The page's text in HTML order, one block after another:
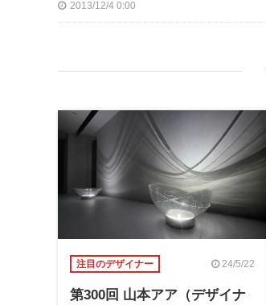
2013/12/4 0:00
注目のデザイナー 24/5/22
第300回 山本アア（デザイナ